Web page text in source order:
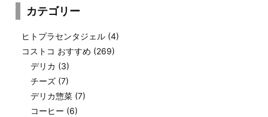
カテゴリー
ヒトプラセンタジェル (4)
コストコ おすすめ (269)
デリカ (3)
チーズ (7)
デリカ惣菜 (7)
コーヒー (6)